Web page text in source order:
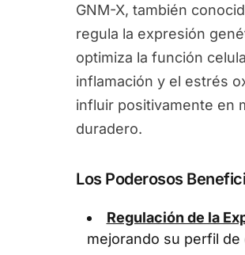
GNM-X, también
regula la expresión
optimiza la función
inflamación y el estrés
influir positivamente en
duradero.
Los Poderosos
Regulación de la
mejorando su perfil